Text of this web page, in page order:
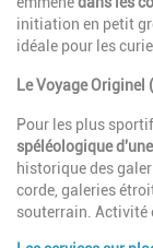
initiation en petit
idéale pour les
Le Voyage Originel
Pour les plus
spéléologique
historique des
corde, galeries
souterrain. Activité